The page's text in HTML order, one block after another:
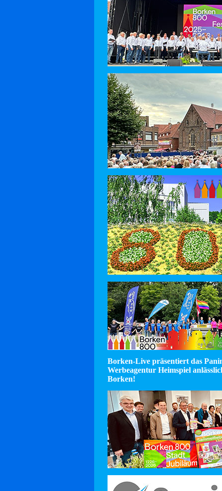
Borken-Live präsentiert das
Werbeagentur Heimspiel
Borken!